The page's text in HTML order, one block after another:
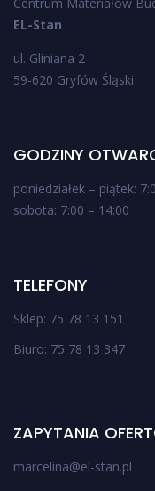
EL-Stan
ul. Gliniana 2
59-620 Gryfów Śląski
GODZINY
poniedziałek – piątek:
sobota: 7:00 – 14:00
TELEFONY
Sklep: 75 78 13 151
Biuro: 75 78 13 347
ZAPYTANIA
marcelina@el-stan.pl